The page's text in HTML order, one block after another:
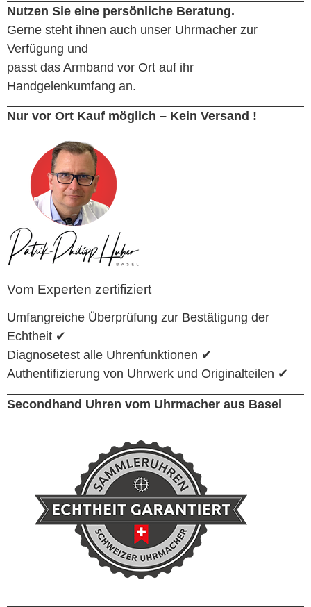
Nutzen Sie eine persönliche Beratung.
Gerne steht ihnen auch unser Uhrmacher zur
Verfügung und
passt das Armband vor Ort auf ihr
Handgelenkumfang an.
Nur vor Ort Kauf möglich – Kein Versand !
Vom Experten zertifiziert
Umfangreiche Überprüfung zur Bestätigung der
Echtheit ✔
Diagnosetest alle Uhrenfunktionen ✔
Authentifizierung von Uhrwerk und Originalteilen ✔
Secondhand Uhren vom Uhrmacher aus Basel